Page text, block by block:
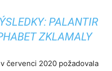
PALANTIR
ZKLAMALY
červenci 2020 požadovala